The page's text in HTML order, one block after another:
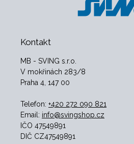
Kontakt
MB - SVING s.r.o.
V mokřinách 283/8
Praha 4, 147 00
Telefon: +420 272 090 821
Email: info@svingshop.cz
IČO 47549891
DIČ CZ47549891